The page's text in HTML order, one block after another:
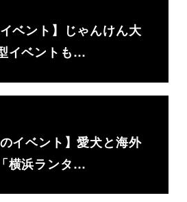
ベント】じゃんけん大
イベントも…
イベント】愛犬と海外
横浜ランタ…